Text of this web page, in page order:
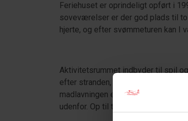
Feriehuset er oprindeligt opført i
soveværelser er der god plads til
hjerte, og efter svømmeturen kan I
Aktivitetsrummet indbyder til spil
efter stranden, mens køkkenet
madlavningen enkel. Brændeovnen
udenfor. Op til to af familiens